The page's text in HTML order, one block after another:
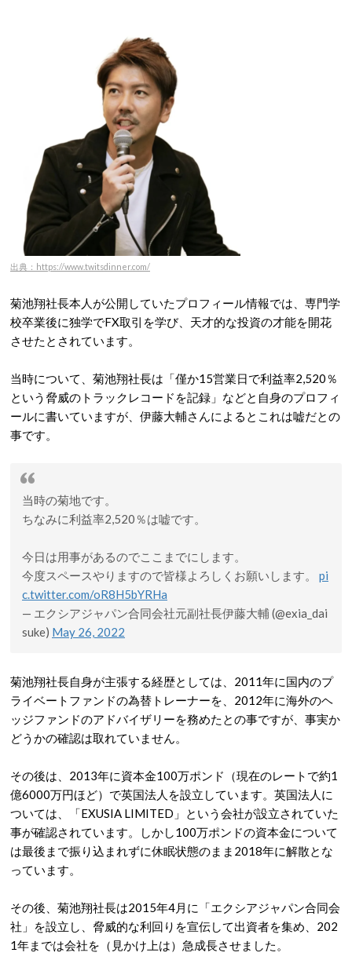
出典：https://www.twitsdinner.com/
菊池翔社長本人が公開していたプロフィール情報では、専門学
校卒業後に独学でFX取引を学び、天才的な投資の才能を開花
させたとされています。
当時について、菊池翔社長は「僅か15営業日で利益率2 ,520％
という脅威のトラックレコードを記録 」などと自身のプロフィ
ールに書いていますが、伊藤大輔さんによるとこれは嘘だとの
事です。
当時の菊地です。
ちなみに利益率2,520％は嘘です。
今日は用事があるのでここまでにします。
今度スペースやりますので皆様よろしくお願いします。 pi
c.twitter.com/oR8H5bYRHa
— エクシアジャパン合同会社元副社長伊藤大輔 (@exia_dai
suke) May 26, 2022
菊池翔社長自身が主張する経歴としては、2011年に国内のプ
ライベートファンドの為替トレーナーを、2012年に海外のヘ
ッジファンドのアドバイザリーを務めたとの事ですが、事実か
どうかの確認は取れていません。
その後は、2013年に資本金100万ポンド（現在のレートで約1
億6000万円ほど）で英国法人を設立しています。英国法人に
ついては、「EXUSIA LIMITED」という会社が設立されていた
事が確認されています。しかし100万ポンドの資本金について
は最後まで振り込まれずに休眠状態のまま2018年に解散とな
っています。
その後、菊池翔社長は2015年4月に「エクシアジャパン合同会
社」を設立し、脅威的な利回りを宣伝して出資者を集め、202
1年までは会社を（見かけ上は）急成長させました。